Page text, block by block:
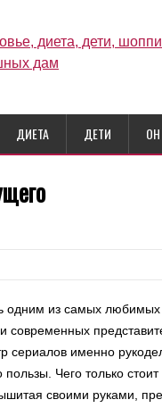
ДИЕТА ДЕТИ
одним из самых
современных
сериалов именно
Чего только
своими руками,